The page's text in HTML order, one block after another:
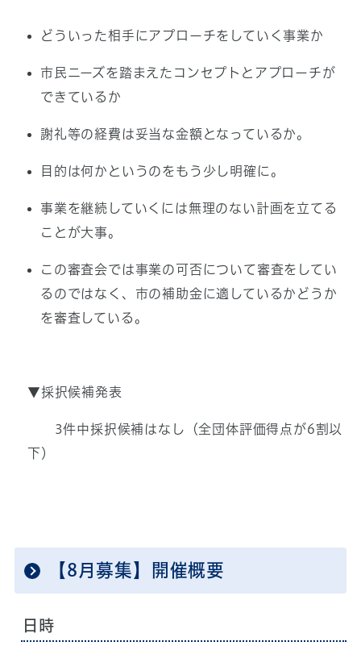
どういった相手にアプローチをしていく事業か
市民ニーズを踏まえたコンセプトとアプローチが
できているか
謝礼等の経費は妥当な金額となっているか。
目的は何かというのをもう少し明確に。
事業を継続していくには無理のない計画を立てる
ことが大事。
この審査会では事業の可否について審査をしてい
るのではなく、市の補助金に適しているかどうか
を審査している。
▼採択候補発表
3件中採択候補はなし（全団体評価得点が6割以
下）
【8月募集】開催概要
日時